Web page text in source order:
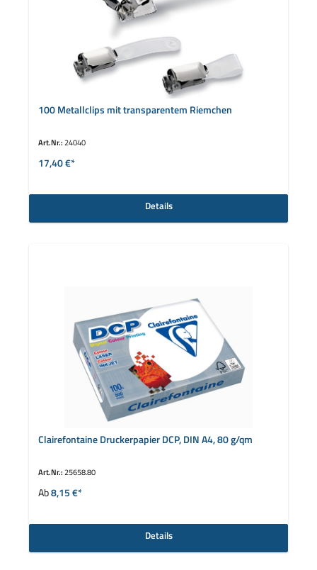
100 Metallclips mit transparentem Riemchen
Art.Nr.:24040
17,40 €*
Details
Clairefontaine Druckerpapier DCP, DIN A4, 80 g/qm
Art.Nr.:25658.80
Ab8,15 €*
Details